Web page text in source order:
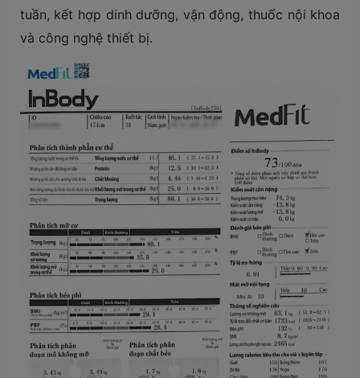
tuần, kết hợp dinh dưỡng, vận động, thuốc nội khoa
và công nghệ thiết bị.